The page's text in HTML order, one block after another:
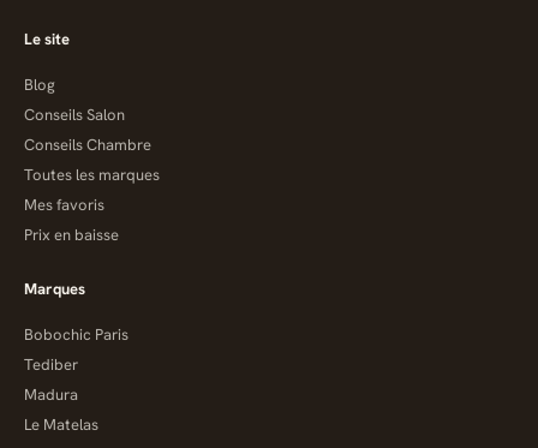
Le site
Blog
Conseils Salon
Conseils Chambre
Toutes les marques
Mes favoris
Prix en baisse
Marques
Bobochic Paris
Tediber
Madura
Le Matelas